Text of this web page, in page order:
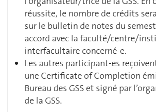
réussite, le nombre de crédits
sur le bulletin de notes du
accord avec la faculté/centre/
interfacultaire concerné-e.
Les autres participant-es
une Certificate of Completion
Bureau des GSS et signé par
de la GSS.